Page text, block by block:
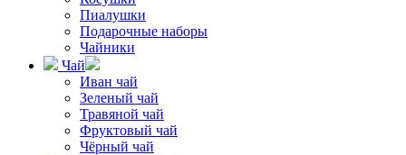
Пиалушки
Подарочные наборы
Чайники
Чай
Иван чай
Зеленый чай
Травяной чай
Фруктовый чай
Чёрный чай